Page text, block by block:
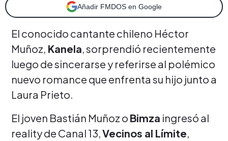
Añadir FMDOS en Google
El conocido cantante chileno Héctor
Muñoz, Kanela, sorprendió recientemente
luego de sincerarse y referirse al polémico
nuevo romance que enfrenta su hijo junto a
Laura Prieto.
El joven Bastián Muñoz o Bimza ingresó al
reality de Canal 13, Vecinos al Límite,